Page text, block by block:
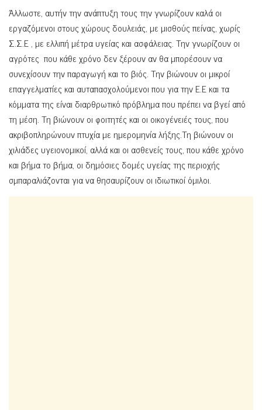
Άλλωστε, αυτήν την ανάπτυξη τους την γνωρίζουν καλά οι
εργαζόμενοι στους χώρους δουλειάς, με μισθούς πείνας, χωρίς
Σ.Σ.Ε , με ελλιπή μέτρα υγείας και ασφάλειας. Την γνωρίζουν οι
αγρότες που κάθε χρόνο δεν ξέρουν αν θα μπορέσουν να
συνεχίσουν την παραγωγή και το βιός. Την βιώνουν οι μικροί
επαγγελματίες και αυταπασχολούμενοι που για την Ε.Ε και τα
κόμματα της είναι διαρθρωτικό πρόβλημα που πρέπει να βγεί από
τη μέση. Τη βιώνουν οι φοιτητές και οι οικογένειές τους, που
ακριβοπληρώνουν πτυχία με ημερομηνία λήξης.Τη βιώνουν οι
χιλιάδες υγειονομικοί, αλλά και οι ασθενείς τους, που κάθε χρόνο
και βήμα το βήμα, οι δημόσιες δομές υγείας της περιοχής
σμπαραλιάζονται για να θησαυρίζουν οι ιδιωτικοί όμιλοι.